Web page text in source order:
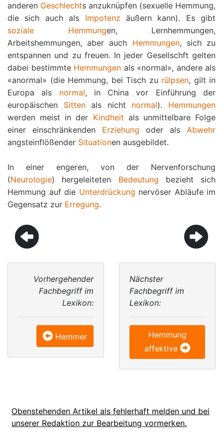
anderen Geschlechts anzuknüpfen (sexuelle Hemmung,
die sich auch als Impotenz äußern kann). Es gibt
soziale Hemmungen, Lernhemmungen,
Arbeitshemmungen, aber auch Hemmungen, sich zu
entspannen und zu freuen. In jeder Gesellschft gelten
dabei bestimmte Hemmungen als «normal», andere als
«anormal» (die Hemmung, bei Tisch zu rülpsen, gilt in
Europa als normal, in China vor Einführung der
europäischen Sittenals nicht normal). Hemmungen
werden meist in der Kindheit als unmittelbare Folge
einer einschränkenden Erziehung oder als Abwehr
angsteinflößender Situationen ausgebildet.
In einer engeren, von der Nervenforschung
(Neurologie) hergeleiteten Bedeutung bezieht sich
Hemmung auf die Unterdrückung nervöser Abläufe im
Gegensatz zur Erregung.
Vorhergehender
Fachbegriff im
Lexikon:
Hemmer
Nächster
Fachbegriff im
Lexikon:
Hemmung
affektive
Obenstehenden Artikel als fehlerhaft melden und bei
unserer Redaktion zur Bearbeitung vormerken.